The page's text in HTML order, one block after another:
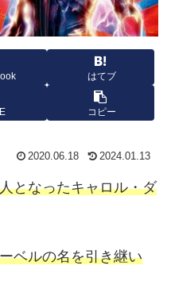
はてブ
コピー
2020.06.18 2024.01.13
となったキャロル・ダ
ベルの名を引き継い